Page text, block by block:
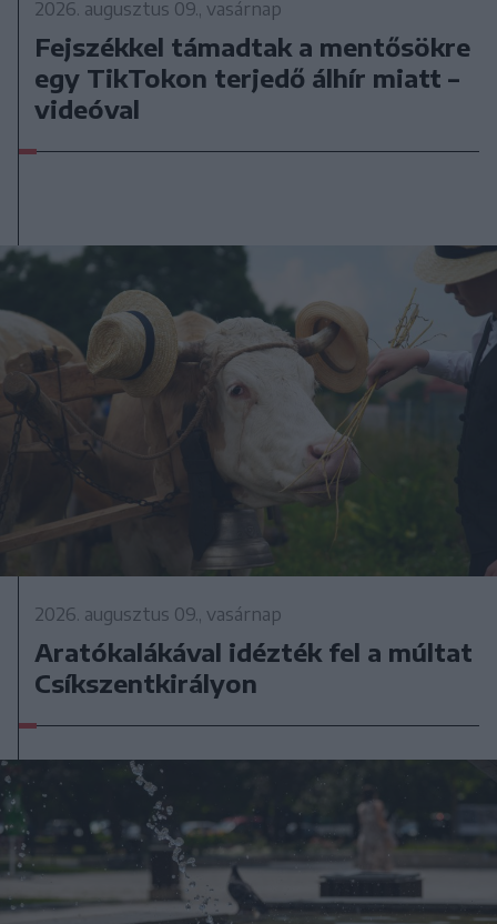
2026. augusztus 09., vasárnap
Fejszékkel támadtak a mentősökre
egy TikTokon terjedő álhír miatt –
videóval
2026. augusztus 09., vasárnap
Aratókalákával idézték fel a múltat
Csíkszentkirályon